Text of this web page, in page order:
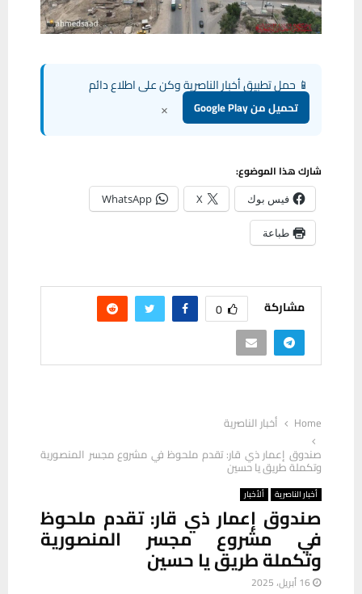
📱 حمل تطبيق أخبار الناصرية وكن على اطلاع دائم
تحميل من Google Play ×
شارك هذا الموضوع:
فيس بوك X
WhatsApp
طباعة
مشاركة 0
Home
أخبار الناصرية
صندوق إعمار ذي قار: تقدم ملحوظ في مشروع مجسر المنصورية
وتكملة طريق يا حسين
أخبار الناصرية ألأخبار
صندوق إعمار ذي قار: تقدم ملحوظ
في مشروع مجسر المنصورية
وتكملة طريق يا حسين
16 أبريل، 2025